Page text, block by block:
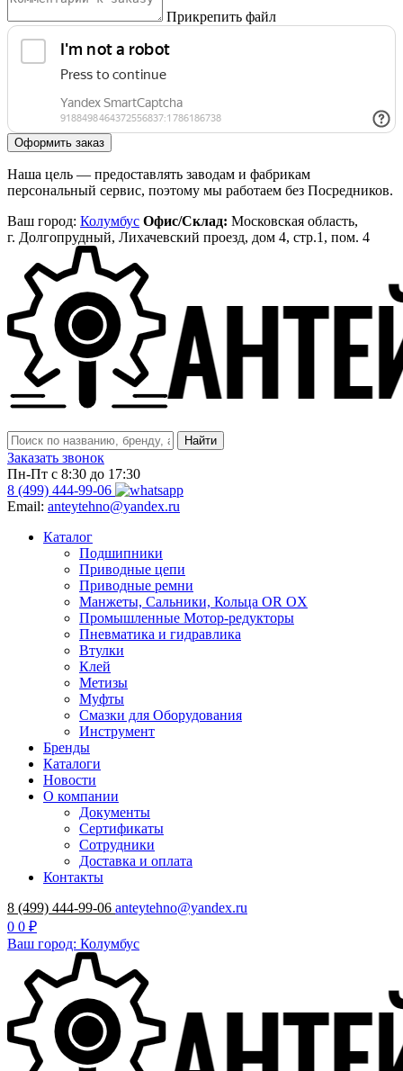
Прикрепить файл
Наша цель — предоставлять заводам и фабрикам
персональный сервис, поэтому мы работаем без Посредников.
Ваш город: Колумбус Офис/Склад: Московская область,
г. Долгопрудный, Лихачевский проезд, дом 4, стр.1, пом. 4
Заказать звонок
Пн-Пт с 8:30 до 17:30
8 (499) 444-99-06
Email: anteytehno@yandex.ru
Каталог
Подшипники
Приводные цепи
Приводные ремни
Манжеты, Сальники, Кольца OR OX
Промышленные Мотор-редукторы
Пневматика и гидравлика
Втулки
Клей
Метизы
Муфты
Смазки для Оборудования
Инструмент
Бренды
Каталоги
Новости
О компании
Документы
Сертификаты
Сотрудники
Доставка и оплата
Контакты
8 (499) 444-99-06 anteytehno@yandex.ru
0 0 ₽
Ваш город: Колумбус